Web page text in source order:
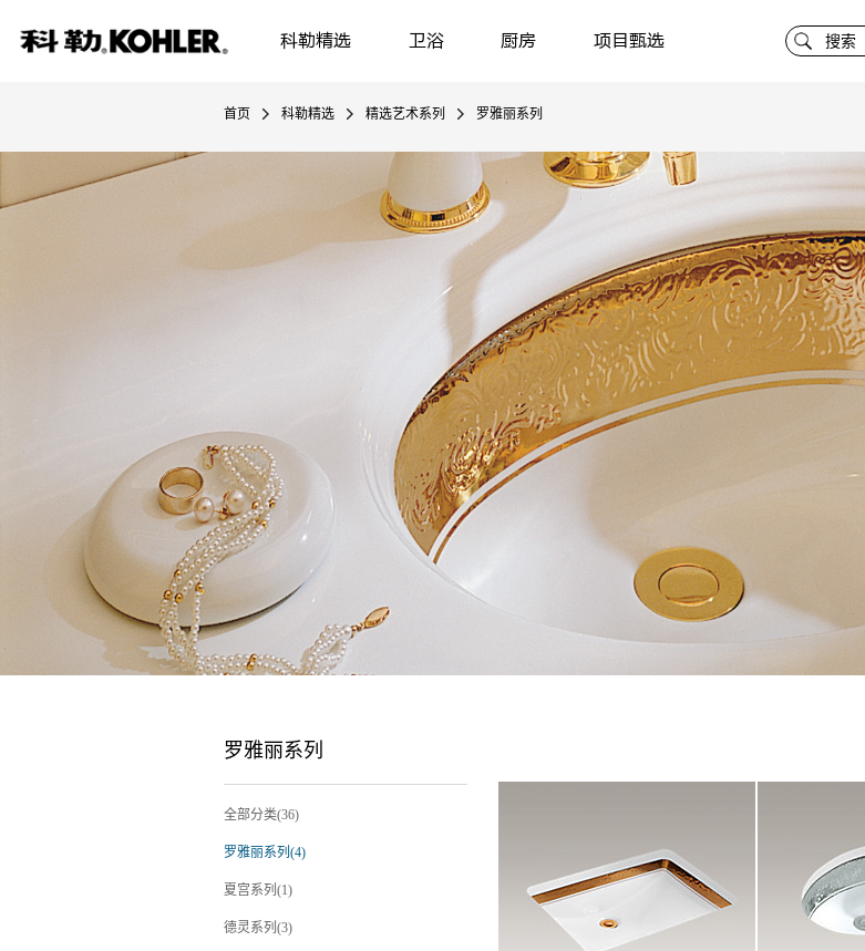
科勒精选 卫浴 厨房 项目甄选
首页 科勒精选 精选艺术系列 罗雅丽系列
罗雅丽系列
全部分类(36)
罗雅丽系列(4)
夏宫系列(1)
德灵系列(3)